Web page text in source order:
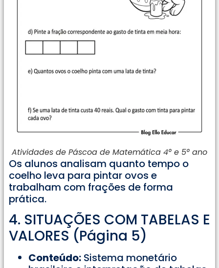
Atividades de Páscoa de Matemática 4° e 5° ano
Os alunos analisam quanto tempo o
coelho leva para pintar ovos e
trabalham com frações de forma
prática.
4. SITUAÇÕES COM TABELAS E
VALORES (Página 5)
Conteúdo: Sistema monetário